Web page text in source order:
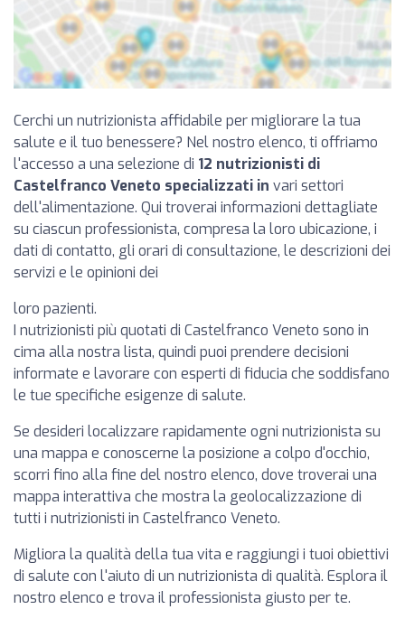
Cerchi un nutrizionista affidabile per migliorare la tua
salute e il tuo benessere? Nel nostro elenco, ti offriamo
l'accesso a una selezione di 12 nutrizionisti di
Castelfranco Veneto specializzati in vari settori
dell'alimentazione. Qui troverai informazioni dettagliate
su ciascun professionista, compresa la loro ubicazione, i
dati di contatto, gli orari di consultazione, le descrizioni dei
servizi e le opinioni dei
loro pazienti.
I nutrizionisti più quotati di Castelfranco Veneto sono in
cima alla nostra lista, quindi puoi prendere decisioni
informate e lavorare con esperti di fiducia che soddisfano
le tue specifiche esigenze di salute.
Se desideri localizzare rapidamente ogni nutrizionista su
una mappa e conoscerne la posizione a colpo d'occhio,
scorri fino alla fine del nostro elenco, dove troverai una
mappa interattiva che mostra la geolocalizzazione di
tutti i nutrizionisti in Castelfranco Veneto.
Migliora la qualità della tua vita e raggiungi i tuoi obiettivi
di salute con l'aiuto di un nutrizionista di qualità. Esplora il
nostro elenco e trova il professionista giusto per te.